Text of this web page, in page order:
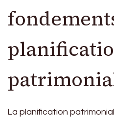
La planification